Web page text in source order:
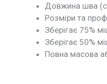
Довжина шва
Розміри та
Зберігає 75%
Зберігає 50%
Повна масова